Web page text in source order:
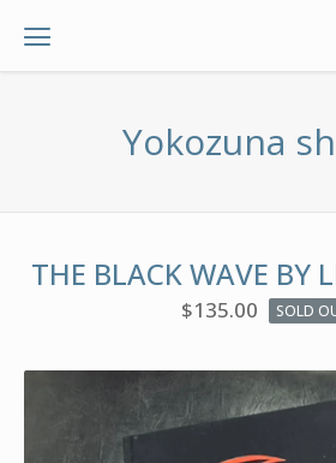
Yokozuna
THE BLACK WAVE BY
$135.00 SOLD